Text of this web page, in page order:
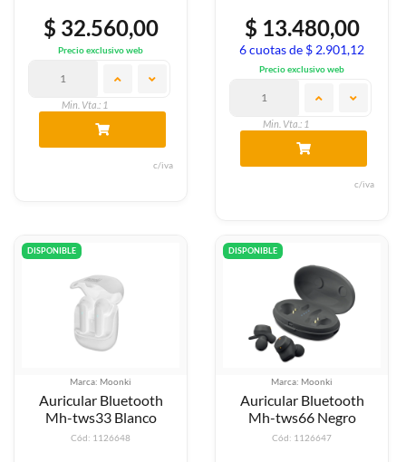
$ 32.560,00
Precio exclusivo web
Min. Vta.: 1
c/iva
$ 13.480,00
6 cuotas de $ 2.901,12
Precio exclusivo web
Min. Vta.: 1
c/iva
DISPONIBLE
Marca: Moonki
Auricular Bluetooth
Mh-tws33 Blanco
Cód: 1126648
DISPONIBLE
Marca: Moonki
Auricular Bluetooth
Mh-tws66 Negro
Cód: 1126647